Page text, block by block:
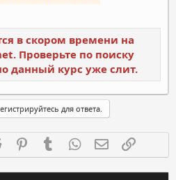
в скором времени на
Проверьте по поиску
данный курс уже слит.
для ответа.
Reddit PinterestTumblr WhatsAppЭлектронная